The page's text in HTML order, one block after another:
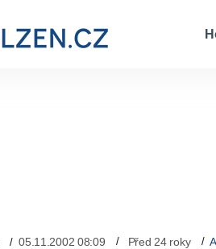
05.11.2002 08:09 Před 24 roky